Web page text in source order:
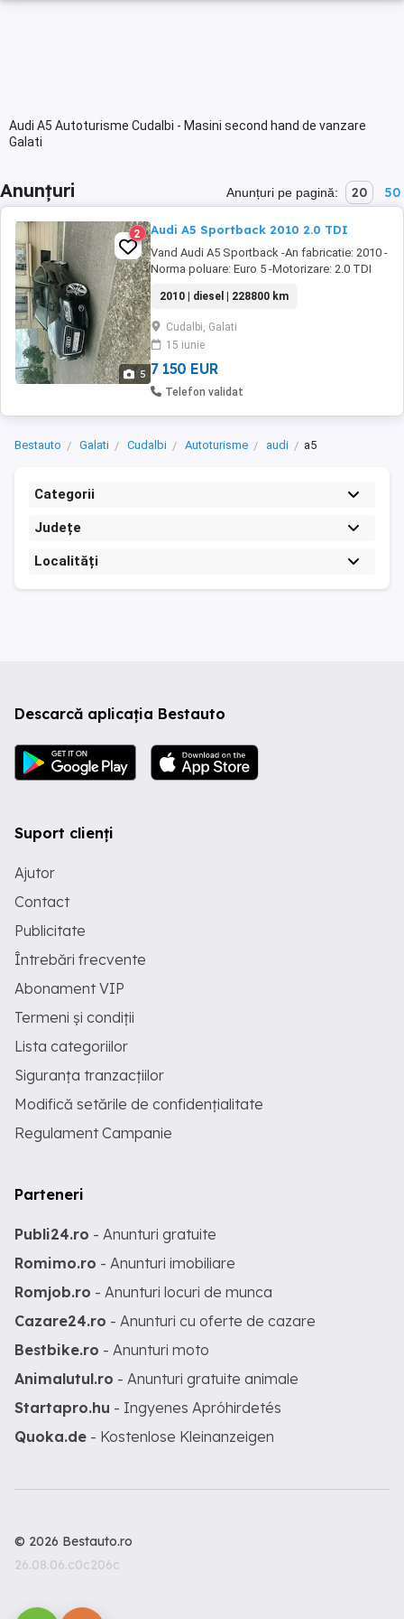
Audi A5 Autoturisme Cudalbi - Masini second hand de vanzare
Galati
Anunțuri Anunțuri pe pagină: 20 50
5
2 Audi A5 Sportback 2010 2.0 TDI
Vand Audi A5 Sportback -An fabricatie: 2010 -
Norma poluare: Euro 5 -Motorizare: 2.0 TDI
Automata 8+1 -Tractiune: Fata -KIlometraj:
228.500km Reali -DPF, EGR Activ -Consum
carburant: 6-7L 100km Masina personala, se
prezinta intr-o stare excelenta atat din punct
de ...
2010 | diesel | 228800 km
Cudalbi, Galati
15 iunie
7 150 EUR
Telefon validat
Bestauto Galati Cudalbi Autoturisme audi a5
Categorii
Județe
Localități
Descarcă aplicația Bestauto
Suport clienți
Ajutor
Contact
Publicitate
Întrebări frecvente
Abonament VIP
Termeni și condiții
Lista categoriilor
Siguranța tranzacțiilor
Modifică setările de confidențialitate
Regulament Campanie
Parteneri
Publi24.ro - Anunturi gratuite
Romimo.ro - Anunturi imobiliare
Romjob.ro - Anunturi locuri de munca
Cazare24.ro - Anunturi cu oferte de cazare
Bestbike.ro - Anunturi moto
Animalutul.ro - Anunturi gratuite animale
Startapro.hu - Ingyenes Apróhirdetés
Quoka.de - Kostenlose Kleinanzeigen
© 2026 Bestauto.ro
26.08.06.c0c206c